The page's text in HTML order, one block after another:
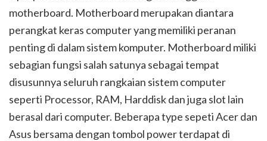
motherboard. Motherboard merupakan diantara
perangkat keras computer yang memiliki peranan
penting di dalam sistem komputer. Motherboard miliki
sebagian fungsi salah satunya sebagai tempat
disusunnya seluruh rangkaian sistem computer
seperti Processor, RAM, Harddisk dan juga slot lain
berasal dari computer. Beberapa type sepeti Acer dan
Asus bersama dengan tombol power terdapat di